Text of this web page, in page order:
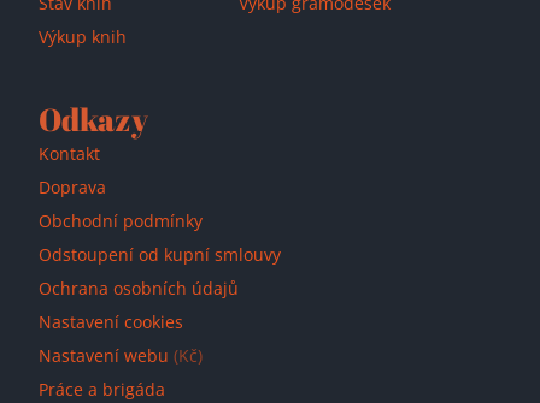
Výkup knih
Odkazy
Kontakt
Doprava
Obchodní podmínky
Odstoupení od kupní smlouvy
Ochrana osobních údajů
Nastavení cookies
Nastavení webu (Kč)
Práce a brigáda